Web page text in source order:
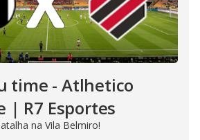
time - Atlhetico
| R7 Esportes
na Vila Belmiro!